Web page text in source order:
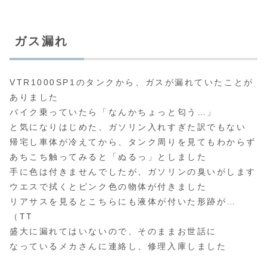
ガス漏れ
VTR1000SP1のタンクから、ガスが漏れていたことが
ありました
バイク乗っていたら「なんかちょっと匂う…」
と気になりはじめた、ガソリン入れすぎた訳でもない
帰宅し車体が冷えてから、タンク周りを見てもわからず
あちこち触ってみると「ぬるっ」としました
手に色は付きませんでしたが、ガソリンの臭いがします
ウエスで拭くとピンク色の物体が付きました
リアサスを見るとこちらにも液体が付いた形跡が…
（TT
盛大に漏れてはいないので、そのままお世話に
なっているメカさんに連絡し、修理入庫しました